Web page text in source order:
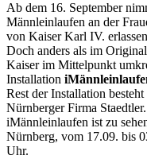
Ab dem 16. September
Männleinlaufen an der
von Kaiser Karl IV.
Doch anders als im
Kaiser im Mittelpunkt
Installation
Rest der Installation
Nürnberger Firma Staedtler.
iMännleinlaufen ist zu
Nürnberg, vom 17.09. bis
Uhr.